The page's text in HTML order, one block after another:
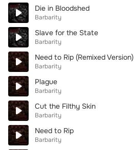
Die in Bloodshed
Barbarity
Slave for the State
Barbarity
Need to Rip (Remixed Version)
Barbarity
Plague
Barbarity
Cut the Filthy Skin
Barbarity
Need to Rip
Barbarity